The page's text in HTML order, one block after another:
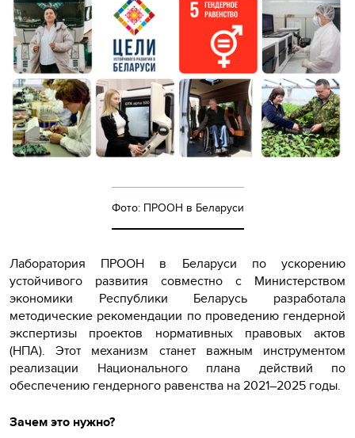
Фото: ПРООН в Беларуси
Лаборатория ПРООН в Беларуси по ускорению
устойчивого развития совместно с Министерством
экономики Республики Беларусь разработала
методические рекомендации по проведению гендерной
экспертизы проектов нормативных правовых актов
(НПА). Этот механизм станет важным инструментом
реализации Национального плана действий по
обеспечению гендерного равенства на 2021–2025 годы.
Зачем это нужно?